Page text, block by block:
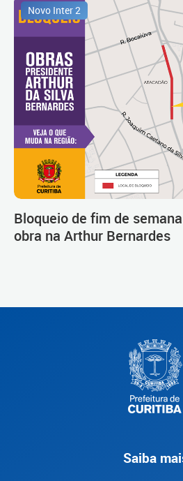
Novo Inter 2
Bloqueio de fim de
obra na Arthur Bernardes
Saiba